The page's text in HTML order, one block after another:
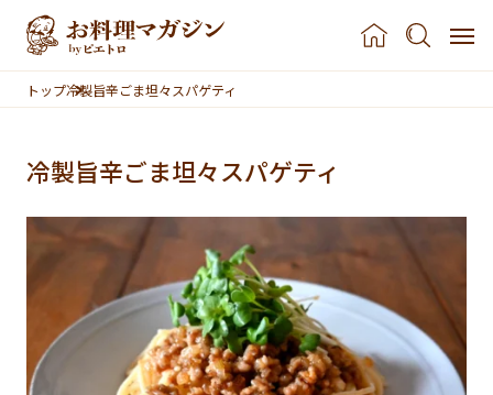
本文へスキップ
トップ冷製旨辛ごま坦々スパゲティ
冷製旨辛ごま坦々スパゲティ